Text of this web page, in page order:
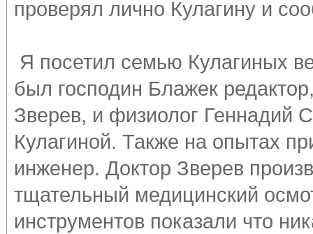
проверял лично Кулагину и
Я посетил семью Кулагиных
был господин Блажек
Зверев, и физиолог Геннадий
Кулагиной. Также на опытах
инженер. Доктор Зверев
тщательный медицинский
инструментов показали что